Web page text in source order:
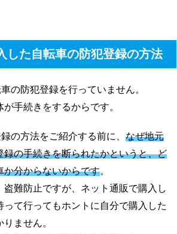
した自転車の防犯登録の方法
の防犯登録を行っていません。
が手続きをするからです。
の方法をご紹介する前に、 なぜ地元
録の手続きを断られたかというと、ど
か分からないからです。
盗難防止ですが、ネット通販で購入し
って行ってもホントに自分で購入した
ません。